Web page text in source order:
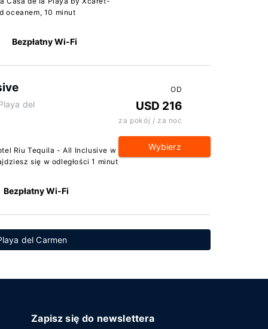
oceanem, 10 minut
Bezpłatny Wi-Fi
del
Riu Tequila - All Inclusive w
się w odległości 1 minut
Bezpłatny Wi-Fi
OD
USD 216
za pokój / za noc
Wybierz
del Carmen
Zapisz się do newslettera